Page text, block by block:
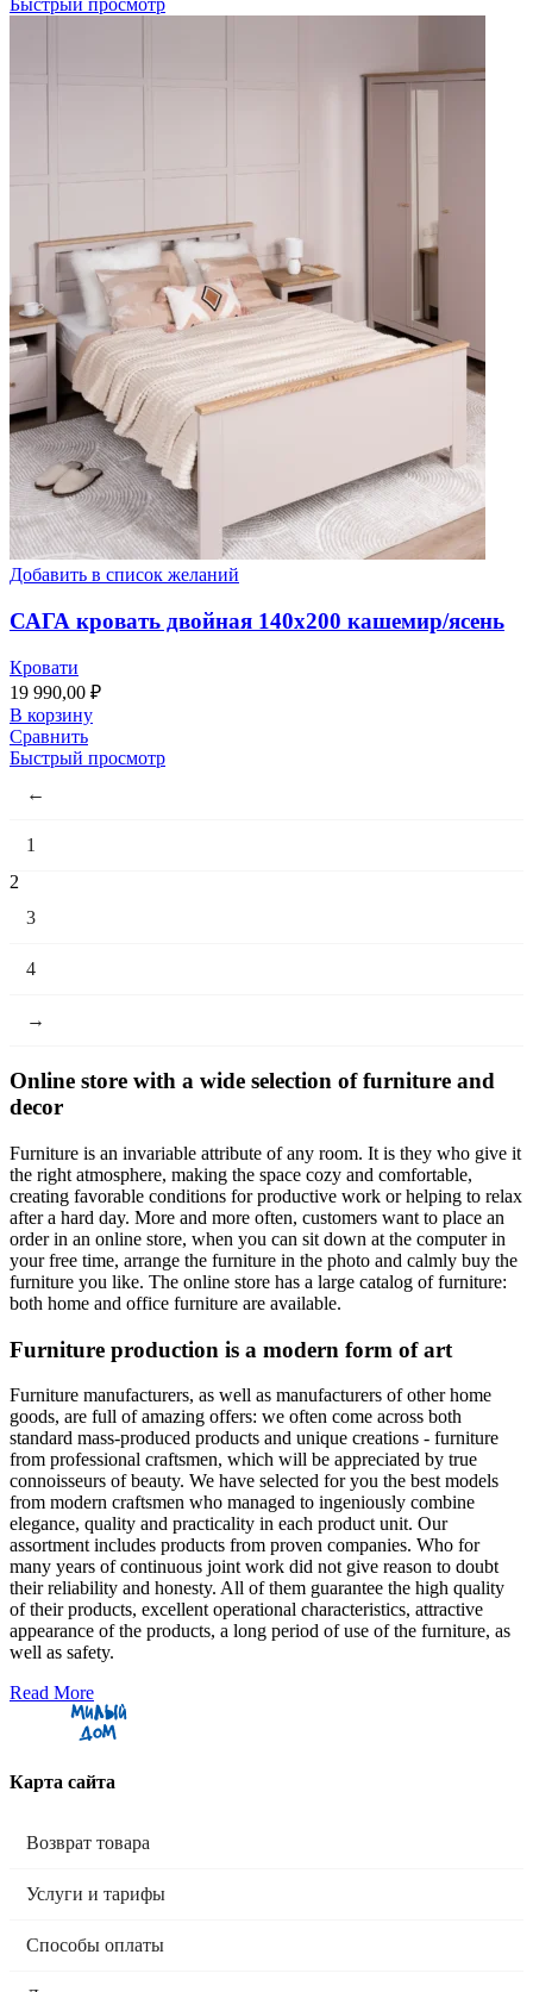
Быстрый просмотр
Добавить в список желаний
САГА кровать двойная 140х200 кашемир/ясень
Кровати
19 990,00 ₽
В корзину
Сравнить
Быстрый просмотр
←
1
2
3
4
→
Online store with a wide selection of furniture and
decor
Furniture is an invariable attribute of any room. It is they who give it
the right atmosphere, making the space cozy and comfortable,
creating favorable conditions for productive work or helping to relax
after a hard day. More and more often, customers want to place an
order in an online store, when you can sit down at the computer in
your free time, arrange the furniture in the photo and calmly buy the
furniture you like. The online store has a large catalog of furniture:
both home and office furniture are available.
Furniture production is a modern form of art
Furniture manufacturers, as well as manufacturers of other home
goods, are full of amazing offers: we often come across both
standard mass-produced products and unique creations - furniture
from professional craftsmen, which will be appreciated by true
connoisseurs of beauty. We have selected for you the best models
from modern craftsmen who managed to ingeniously combine
elegance, quality and practicality in each product unit. Our
assortment includes products from proven companies. Who for
many years of continuous joint work did not give reason to doubt
their reliability and honesty. All of them guarantee the high quality
of their products, excellent operational characteristics, attractive
appearance of the products, a long period of use of the furniture, as
well as safety.
Read More
Карта сайта
Возврат товара
Услуги и тарифы
Способы оплаты